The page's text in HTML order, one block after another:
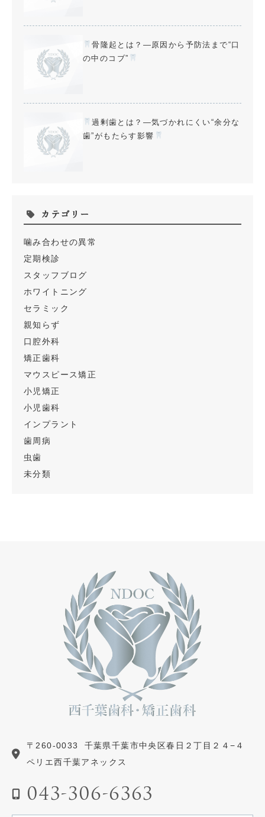
骨隆起とは？—原因から予防法まで“口
の中のコブ”
過剰歯とは？—気づかれにくい“余分な
歯”がもたらす影響
カテゴリー
噛み合わせの異常
定期検診
スタッフブログ
ホワイトニング
セラミック
親知らず
口腔外科
矯正歯科
マウスピース矯正
小児矯正
小児歯科
インプラント
歯周病
虫歯
未分類
〒260-0033
千葉県千葉市中央区春日２丁目２４−４
ペリエ西千葉アネックス
043-306-6363